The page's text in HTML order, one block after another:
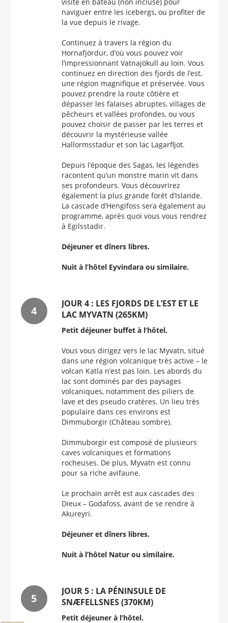
naviguer entre les icebergs, ou profiter de
la vue depuis le rivage.
Continuez à travers la région du
Hornafjördur, d’où vous pouvez voir
l’impressionnant Vatnajökull au loin. Vous
continuez en direction des fjords de l’est,
une région magnifique et préservée. Vous
pouvez prendre la route côtière et
dépasser les falaises abruptes, villages de
pêcheurs et vallées profondes, ou vous
pouvez choisir de passer par les terres et
découvrir la mystérieuse vallée
Hallormsstadur et son lac Lagarfljot.
Depuis l’époque des Sagas, les légendes
racontent qu’un monstre marin vit dans
ses profondeurs. Vous découvrirez
également la plus grande forêt d’Islande.
La cascade d’Hengifoss sera également au
programme, après quoi vous vous rendrez
à Egilsstadir.
Déjeuner et dîners libres.
Nuit à l’hôtel Eyvindara ou similaire.
JOUR 4 : LES FJORDS DE L’EST ET LE
LAC MYVATN (265KM)
Petit déjeuner buffet à l’hôtel.
Vous vous dirigez vers le lac Myvatn, situé
dans une région volcanique très active – le
volcan Katla n’est pas loin. Les abords du
lac sont dominés par des paysages
volcaniques, notamment des piliers de
lave et des pseudo cratères. Un lieu très
populaire dans ces environs est
Dimmuborgir (Château sombre).
Dimmuborgir est composé de plusieurs
caves volcaniques et formations
rocheuses. De plus, Myvatn est connu
pour sa riche avifaune.
Le prochain arrêt est aux cascades des
Dieux – Godafoss, avant de se rendre à
Akureyri.
Déjeuner et dîners libres.
Nuit à l’hôtel Natur ou similaire.
JOUR 5 : LA PÉNINSULE DE
SNÆFELLSNES (370KM)
Petit déjeuner à l’hôtel.